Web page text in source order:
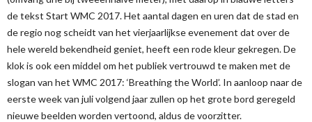
de tekst Start WMC 2017. Het aantal dagen en uren dat de stad en
de regio nog scheidt van het vierjaarlijkse evenement dat over de
hele wereld bekendheid geniet, heeft een rode kleur gekregen. De
klok is ook een middel om het publiek vertrouwd te maken met de
slogan van het WMC 2017: ‘Breathing the World’. In aanloop naar de
eerste week van juli volgend jaar zullen op het grote bord geregeld
nieuwe beelden worden vertoond, aldus de voorzitter.